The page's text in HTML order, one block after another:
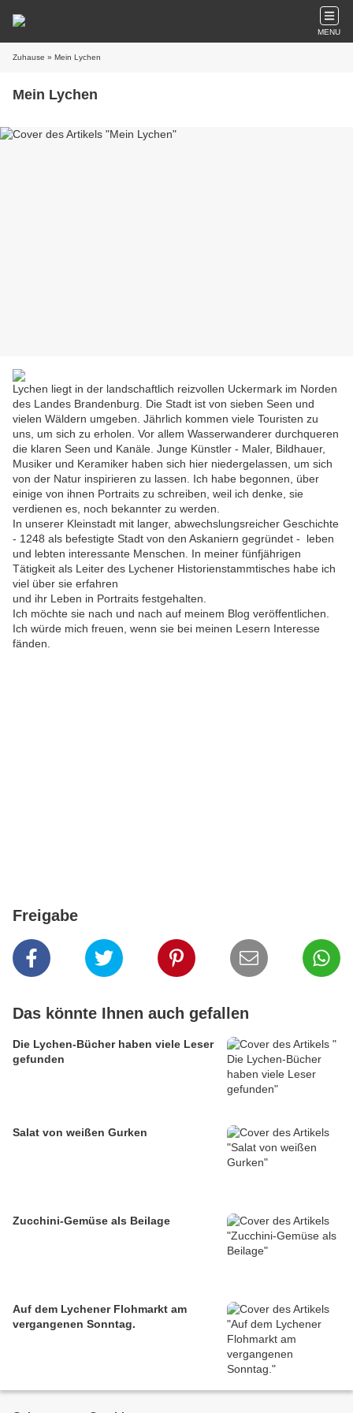
MENU
Zuhause » Mein Lychen
Mein Lychen
Lychen liegt in der landschaftlich reizvollen Uckermark im Norden
des Landes Brandenburg. Die Stadt ist von sieben Seen und
vielen Wäldern umgeben. Jährlich kommen viele Touristen zu
uns, um sich zu erholen. Vor allem Wasserwanderer durchqueren
die klaren Seen und Kanäle. Junge Künstler - Maler, Bildhauer,
Musiker und Keramiker haben sich hier niedergelassen, um sich
von der Natur inspirieren zu lassen. Ich habe begonnen, über
einige von ihnen Portraits zu schreiben, weil ich denke, sie
verdienen es, noch bekannter zu werden.
In unserer Kleinstadt mit langer, abwechslungsreicher Geschichte
- 1248 als befestigte Stadt von den Askaniern gegründet - leben
und lebten interessante Menschen. In meiner fünfjährigen
Tätigkeit als Leiter des Lychener Historienstammtisches habe ich
viel über sie erfahren
und ihr Leben in Portraits festgehalten.
Ich möchte sie nach und nach auf meinem Blog veröffentlichen.
Ich würde mich freuen, wenn sie bei meinen Lesern Interesse
fänden.
Freigabe
Das könnte Ihnen auch gefallen
Die Lychen-Bücher haben viele Leser
gefunden
Salat von weißen Gurken
Zucchini-Gemüse als Beilage
Auf dem Lychener Flohmarkt am
vergangenen Sonntag.